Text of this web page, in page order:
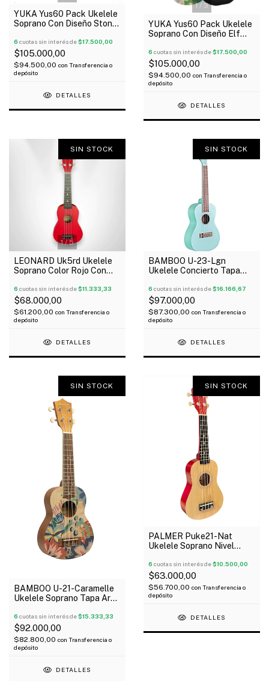
YUKA Yus60 Pack Ukelele
Soprano Con Diseño Stone
6 cuotas sin interés de$17.500,00
$105.000,00
$94.500,00 con Transferencia o
depósito
DETALLES
1/ 3
YUKA Yus60 Pack Ukelele
Soprano Con Diseño Elf
6 cuotas sin interés de$17.500,00
$105.000,00
$94.500,00 con Transferencia o
depósito
DETALLES
1/5
SIN STOCK
LEONARD Uk5rd Ukelele
Soprano Color Rojo Con
6 cuotas sin interés de$11.333,33
$68.000,00
$61.200,00 con Transferencia o
depósito
DETALLES
SIN STOCK
BAMBOO U-23-Lgn
Ukelele Concierto Tapa
6 cuotas sin interés de$16.166,67
$97.000,00
$87.300,00 con Transferencia o
depósito
DETALLES
SIN STOCK
BAMBOO U-21-Caramelle
Ukelele Soprano Tapa Aro
6 cuotas sin interés de$15.333,33
$92.000,00
$82.800,00 con Transferencia o
depósito
DETALLES
SIN STOCK
PALMER Puke21-Nat
Ukelele Soprano Nivel
Funda Oferta!
6 cuotas sin interés de$10.500,00
$63.000,00
$56.700,00 con Transferencia o
depósito
DETALLES